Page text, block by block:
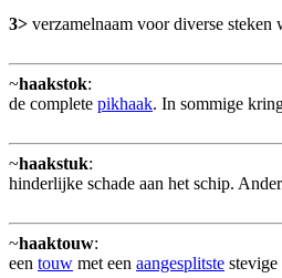
3> verzamelnaam voor diverse steken
~haakstok:
de complete pikhaak. In sommige
~haakstuk:
hinderlijke schade aan het schip.
~haaktouw:
een touw met een aangesplitste stevige